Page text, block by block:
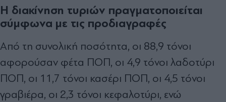
Η διακίνηση τυριών πραγματοποιείται
σύμφωνα με τις προδιαγραφές
Από τη συνολική ποσότητα, οι 88,9 τόνοι
αφορούσαν φέτα ΠΟΠ, οι 4,9 τόνοι λαδοτύρι
ΠΟΠ, οι 11,7 τόνοι κασέρι ΠΟΠ, οι 4,5 τόνοι
γραβιέρα, οι 2,3 τόνοι κεφαλοτύρι, ενώ